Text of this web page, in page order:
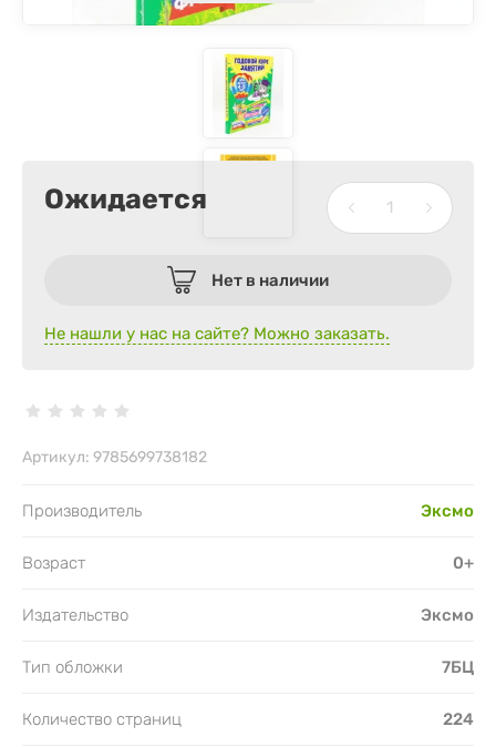
Ожидается
Нет в наличии
Не нашли у нас на сайте? Можно заказать.
Артикул: 9785699738182
Производитель Эксмо
Возраст 0+
Издательство Эксмо
Тип обложки 7БЦ
Количество страниц 224